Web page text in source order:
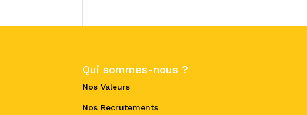
Qui sommes-nous ?
Nos Valeurs
Nos Recrutements